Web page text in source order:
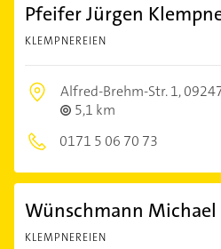
Pfeifer Jürgen
KLEMPNEREIEN
Alfred-Brehm-Str. 1,
5,1 km
0171 5 06 70 73
Wünschmann
KLEMPNEREIEN